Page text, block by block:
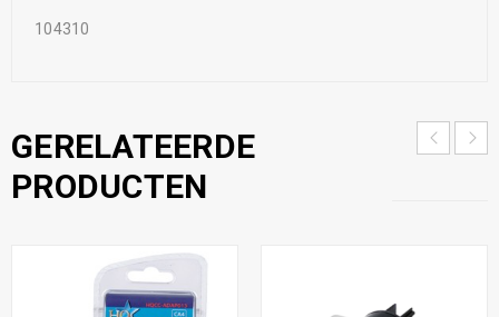
104310
GERELATEERDE
PRODUCTEN